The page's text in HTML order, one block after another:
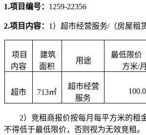
1.项目编号： 1259-22356
2.项目 内容： 1）超市经营服务/（房屋租
项目
内容
建筑
面积
用途
最低限价
方米/月
超市 713㎡
超市经营
服务
2） 竞租商报价按每月每平方米的租
不得低于最低限价，否则视为无效竞租。